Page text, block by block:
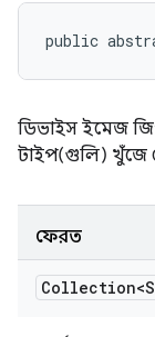
public
ডিভাইস ইমেজ
টাইপ(গুলি) খুঁজে
ফেরত